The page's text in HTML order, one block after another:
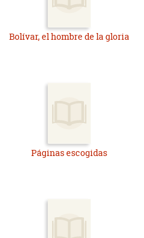
Bolívar, el hombre de la gloria
Páginas escogidas